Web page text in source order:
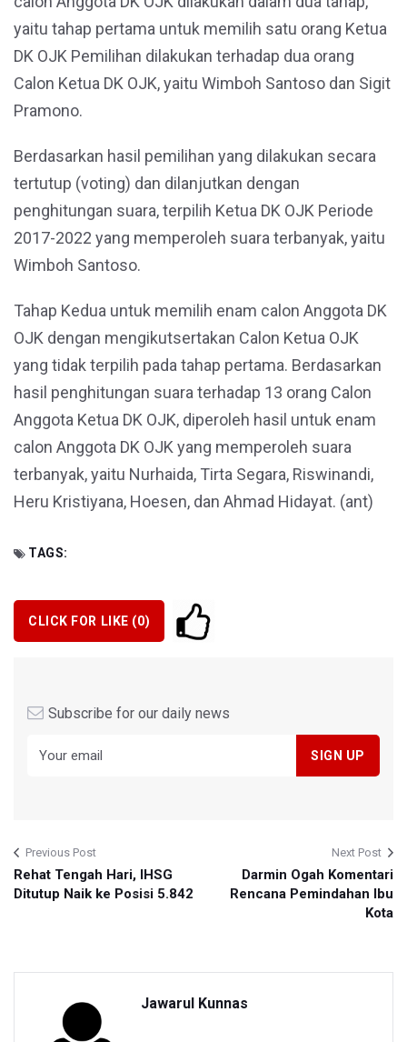
yaitu tahap pertama untuk memilih satu orang Ketua
DK OJK Pemilihan dilakukan terhadap dua orang
Calon Ketua DK OJK, yaitu Wimboh Santoso dan Sigit
Pramono.
Berdasarkan hasil pemilihan yang dilakukan secara
tertutup (voting) dan dilanjutkan dengan
penghitungan suara, terpilih Ketua DK OJK Periode
2017-2022 yang memperoleh suara terbanyak, yaitu
Wimboh Santoso.
Tahap Kedua untuk memilih enam calon Anggota DK
OJK dengan mengikutsertakan Calon Ketua OJK
yang tidak terpilih pada tahap pertama. Berdasarkan
hasil penghitungan suara terhadap 13 orang Calon
Anggota Ketua DK OJK, diperoleh hasil untuk enam
calon Anggota DK OJK yang memperoleh suara
terbanyak, yaitu Nurhaida, Tirta Segara, Riswinandi,
Heru Kristiyana, Hoesen, dan Ahmad Hidayat. (ant)
TAGS:
CLICK FOR LIKE (0)
Subscribe for our daily news
Previous Post
Rehat Tengah Hari, IHSG
Ditutup Naik ke Posisi 5.842
Next Post
Darmin Ogah Komentari
Rencana Pemindahan Ibu
Kota
Jawarul Kunnas